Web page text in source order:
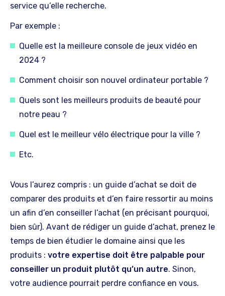
service qu’elle recherche.
Par exemple :
Quelle est la meilleure console de jeux vidéo en
2024 ?
Comment choisir son nouvel ordinateur portable ?
Quels sont les meilleurs produits de beauté pour
notre peau ?
Quel est le meilleur vélo électrique pour la ville ?
Etc.
Vous l’aurez compris : un guide d’achat se doit de
comparer des produits et d’en faire ressortir au moins
un afin d’en conseiller l’achat (en précisant pourquoi,
bien sûr). Avant de rédiger un guide d’achat, prenez le
temps de bien étudier le domaine ainsi que les
produits : votre expertise doit être palpable pour
conseiller un produit plutôt qu’un autre. Sinon,
votre audience pourrait perdre confiance en vous.